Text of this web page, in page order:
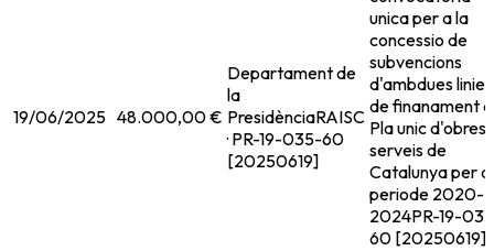
19/06/2025 48.000,00 €
Departament de
la
PresidènciaRAISC
· PR-19-035-60
[20250619]
unica per a la
concessio de
subvencions
d'ambdues linies
de finanament
Pla unic d'obres i
serveis de
Catalunya per al
periode 2020-
2024PR-19-
60 [20250619]